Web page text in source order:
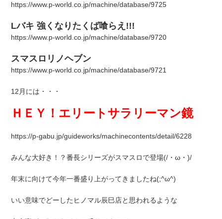
https://www.p-world.co.jp/machine/database/9725
Lバキ 強くなりたくば喰らえ!!!
https://www.p-world.co.jp/machine/database/9720
スマスロリノヘブン
https://www.p-world.co.jp/machine/database/9721
12月には・・・
ＨＥＹ！エリートサラリーマン鏡
https://p-gabu.jp/guideworks/machinecontents/detail/6228
みんな大好き！？番長シリーズがスマスロで登場(/・ω・)/
年末に向けて今年一番盛り上がってきましたね(;^ω^)
いい意味でどーしたヒノマル辰巳店と思われるような